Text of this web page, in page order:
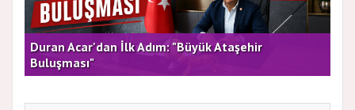
Duran Acar'dan İlk Adım: "Büyük Ataşehir
Buluşması"